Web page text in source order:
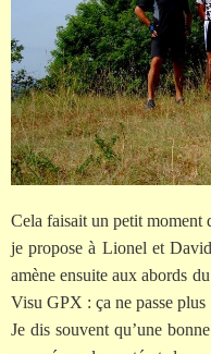
Cela faisait un petit moment
je propose à Lionel et
amène ensuite aux abords
Visu GPX : ça ne passe plus
Je dis souvent qu’une